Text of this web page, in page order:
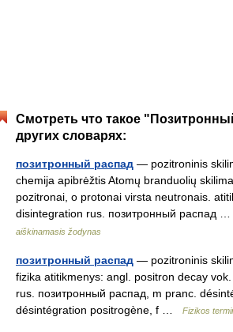
Смотреть что такое
других словарях:
позитронный распад — pozitroninis
chemija apibrėžtis Atomų branduolių
pozitronai, o protonai virsta neutronais.
disintegration rus. позитронный распад …
aiškinamasis žodynas
позитронный распад — pozitroninis
fizika atitikmenys: angl. positron decay
rus. позитронный распад, m pranc.
désintégration positrogène, f …
Fizikos